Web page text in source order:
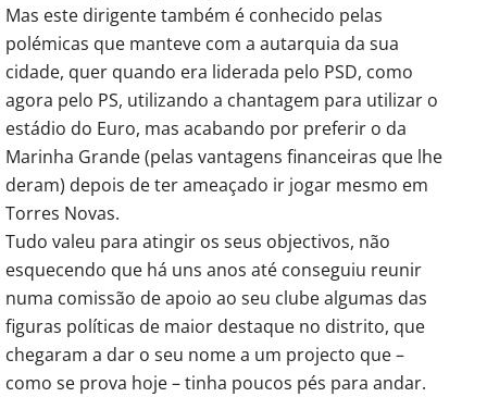
Mas este dirigente também é conhecido pelas
polémicas que manteve com a autarquia da sua
cidade, quer quando era liderada pelo PSD, como
agora pelo PS, utilizando a chantagem para utilizar o
estádio do Euro, mas acabando por preferir o da
Marinha Grande (pelas vantagens financeiras que lhe
deram) depois de ter ameaçado ir jogar mesmo em
Torres Novas.
Tudo valeu para atingir os seus objectivos, não
esquecendo que há uns anos até conseguiu reunir
numa comissão de apoio ao seu clube algumas das
figuras políticas de maior destaque no distrito, que
chegaram a dar o seu nome a um projecto que –
como se prova hoje – tinha poucos pés para andar.